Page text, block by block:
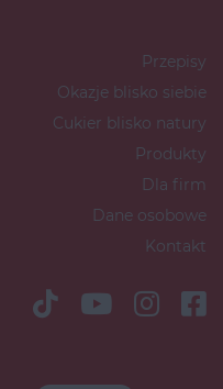
Przepisy
Okazje blisko siebie
Cukier blisko natury
Produkty
Dla firm
Dane osobowe
Kontakt